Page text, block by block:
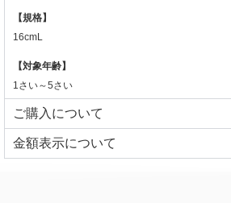
【規格】
16cmL
【対象年齢】
1さい～5さい
ご購入について
⾦額表⽰について